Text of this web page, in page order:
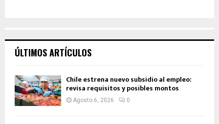
ÚLTIMOS ARTÍCULOS
Chile estrena nuevo subsidio al empleo:
revisa requisitos y posibles montos
Agosto 6, 2026 0